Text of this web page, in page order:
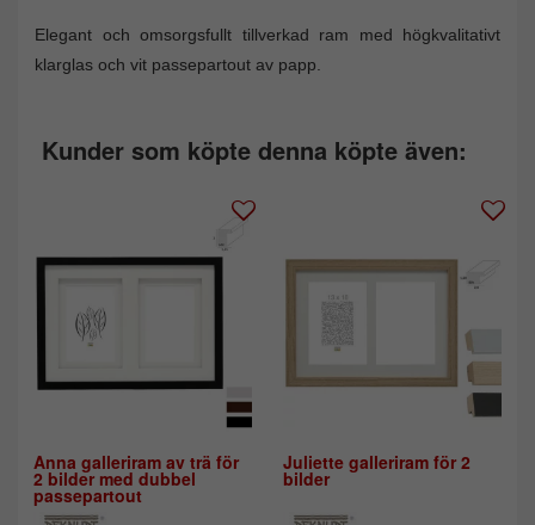
Elegant och omsorgsfullt tillverkad ram med högkvalitativt
klarglas och vit passepartout av papp.
Kunder som köpte denna köpte även:
Anna galleriram av trä för
2 bilder med dubbel
passepartout
Juliette galleriram för 2
bilder